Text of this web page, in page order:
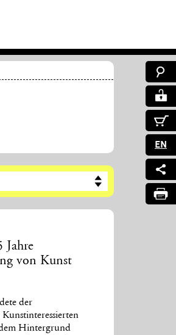
EN
Jahre
von Kunst
der
Hintergrund